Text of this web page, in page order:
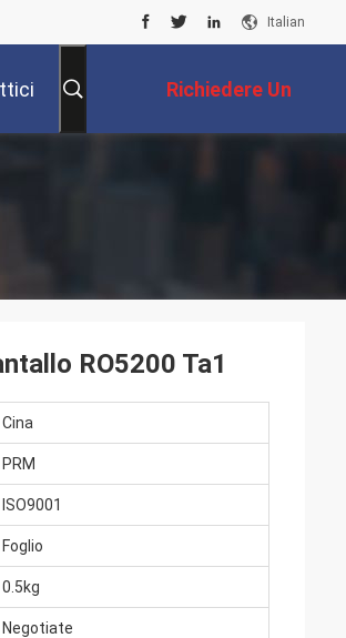
Italian
Richiedere Un
Preventivo
RO5200 Ta1
Cina
PRM
ISO9001
Foglio
0.5kg
Negotiate